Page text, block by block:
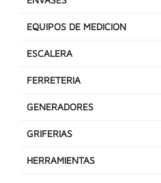
EQUIPOS DE MEDICION
ESCALERA
FERRETERIA
GENERADORES
GRIFERIAS
HERRAMIENTAS